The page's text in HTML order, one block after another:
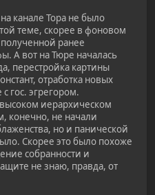
канале Тора не было
теме, скорее в фоновом
ранее
А вот на Тюре началась
перестройка картины
отработка новых
гос. эгрегором.
иерархическом
конечно, не начали
но и панической
Скорее это было похоже
собранности и
не знаю, правда, от